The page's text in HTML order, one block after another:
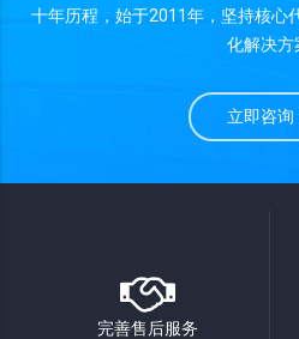
十年历程，始于2011年，坚持核心
化解决方
立即咨询
完善售后服务